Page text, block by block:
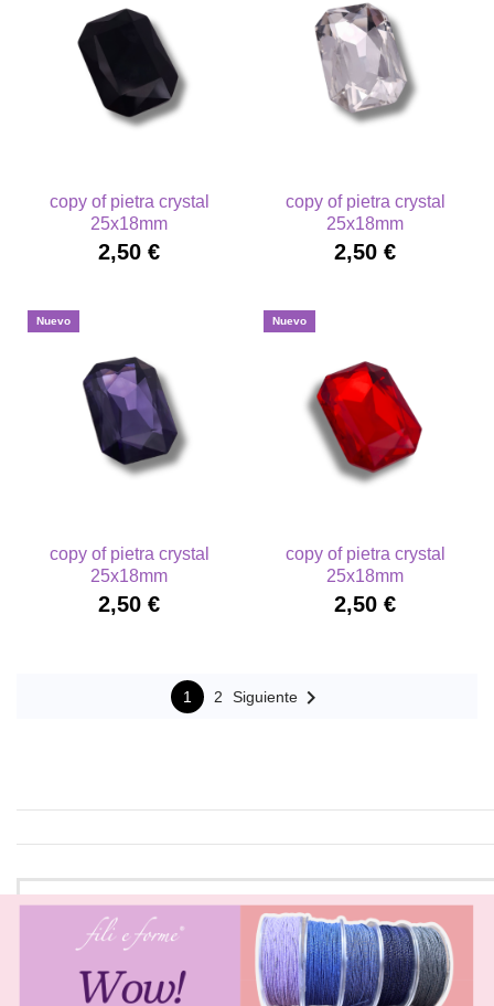
copy of pietra crystal
25x18mm
2,50 €
copy of pietra crystal
25x18mm
2,50 €
Nuevo
copy of pietra crystal
25x18mm
2,50 €
Nuevo
copy of pietra crystal
25x18mm
2,50 €
1 2 Siguiente